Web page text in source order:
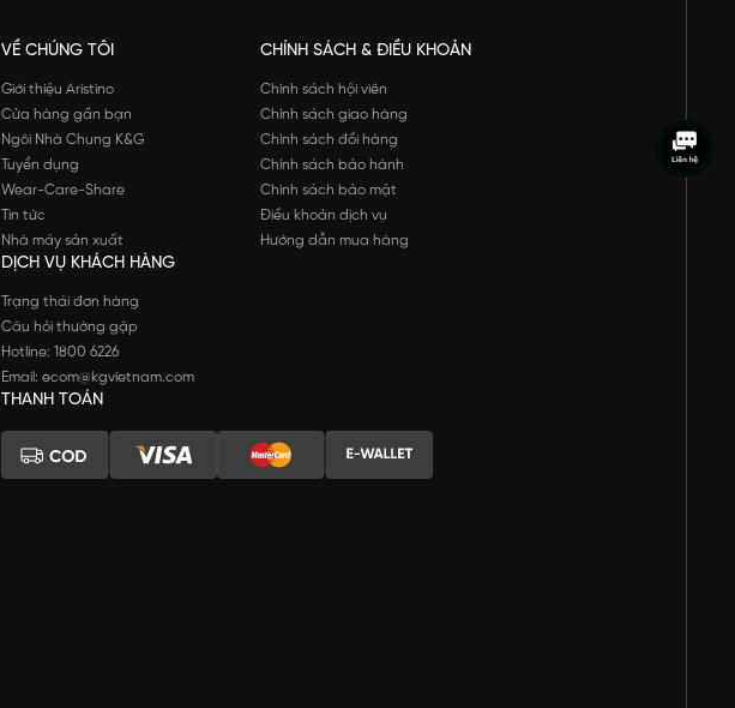
VỀ CHÚNG TÔI
Giới thiệu Aristino
Cửa hàng gần bạn
Ngôi Nhà Chung K&G
Tuyển dụng
Wear-Care-Share
Tin tức
Nhà máy sản xuất
CHÍNH SÁCH & ĐIỀU KHOẢN
Chính sách hội viên
Chính sách giao hàng
Chính sách đổi hàng
Chính sách bảo hành
Chính sách bảo mật
Điều khoản dịch vụ
Hướng dẫn mua hàng
DỊCH VỤ KHÁCH HÀNG
Trạng thái đơn hàng
Câu hỏi thường gặp
Hotline: 1800 6226
Email: ecom@kgvietnam.com
THANH TOÁN